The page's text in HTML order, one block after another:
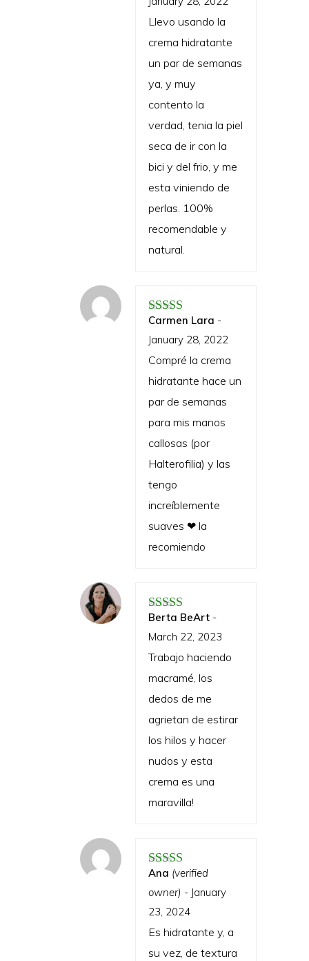
Llevo usando la
crema hidratante
un par de semanas
ya, y muy
contento la
verdad, tenia la piel
seca de ir con la
bici y del frio, y me
esta viniendo de
perlas. 100%
recomendable y
natural.
Rated5out of 5
Carmen Lara -
January 28, 2022
Compré la crema
hidratante hace un
par de semanas
para mis manos
callosas (por
Halterofilia) y las
tengo
increíblemente
suaves ❤ la
recomiendo
Rated5out of 5
Berta BeArt -
March 22, 2023
Trabajo haciendo
macramé, los
dedos de me
agrietan de estirar
los hilos y hacer
nudos y esta
crema es una
maravilla!
Rated5out of 5
Ana (verified
owner) - January
23, 2024
Es hidratante y, a
su vez, de textura